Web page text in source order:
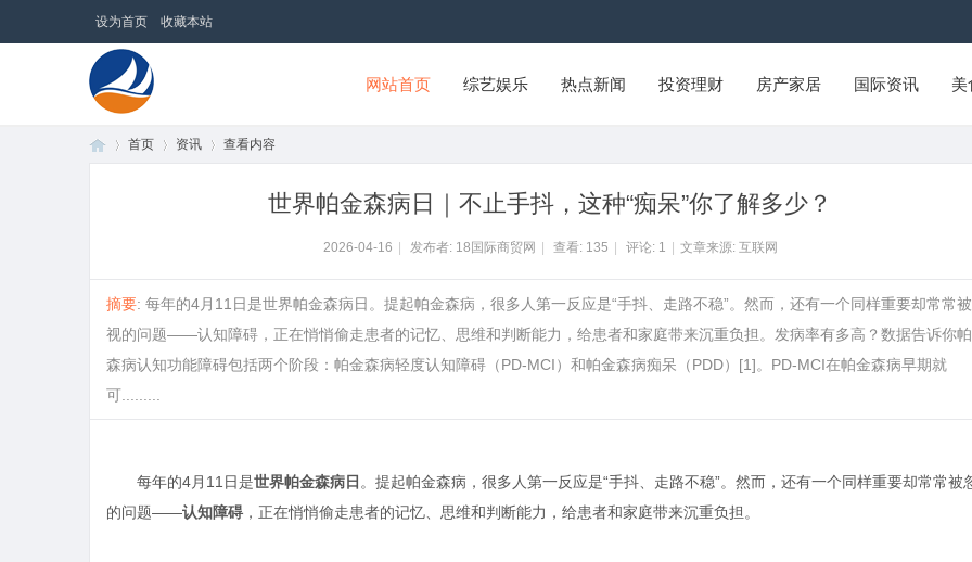
设为首页 收藏本站
18国际商贸网
网站首页 综艺娱乐 热点新闻 投资理财 房产家居 国际资讯 美
首页 资讯 查看内容
世界帕金森病日｜不止手抖，这种“痴呆”你了解多少？
2026-04-16 发布者: 18国际商贸网 查看: 135 评论: 1 文章来源: 互联网
摘要: 每年的4月11日是世界帕金森病日。提起帕金森病，很多人第一反应是“手抖、走路不稳”。然而，还有一个同样重要却常常
视的问题——认知障碍，正在悄悄偷走患者的记忆、思维和判断能力，给患者和家庭带来沉重负担。发病率有多高？数据告诉你
森病认知功能障碍包括两个阶段：帕金森病轻度认知障碍（PD-MCI）和帕金森病痴呆（PDD）[1]。PD-MCI在帕金森病早期就
可.........
每年的4月11日是世界帕金森病日 。提起帕金森病，很多人第一反应是“手抖、走路不稳”。然而，还有一个同样重要却常常被
的问题——认知障碍 ，正在悄悄偷走患者的记忆、思维和判断能力，给患者和家庭带来沉重负担。